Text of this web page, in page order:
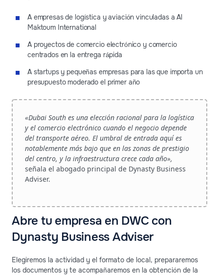
A empresas de logística y aviación vinculadas a Al
Maktoum International
A proyectos de comercio electrónico y comercio
centrados en la entrega rápida
A startups y pequeñas empresas para las que importa un
presupuesto moderado el primer año
«Dubai South es una elección racional para la logística
y el comercio electrónico cuando el negocio depende
del transporte aéreo. El umbral de entrada aquí es
notablemente más bajo que en las zonas de prestigio
del centro, y la infraestructura crece cada año»,
señala el abogado principal de Dynasty Business
Adviser.
Abre tu empresa en DWC con
Dynasty Business Adviser
Elegiremos la actividad y el formato de local, prepararemos
los documentos y te acompañaremos en la obtención de la